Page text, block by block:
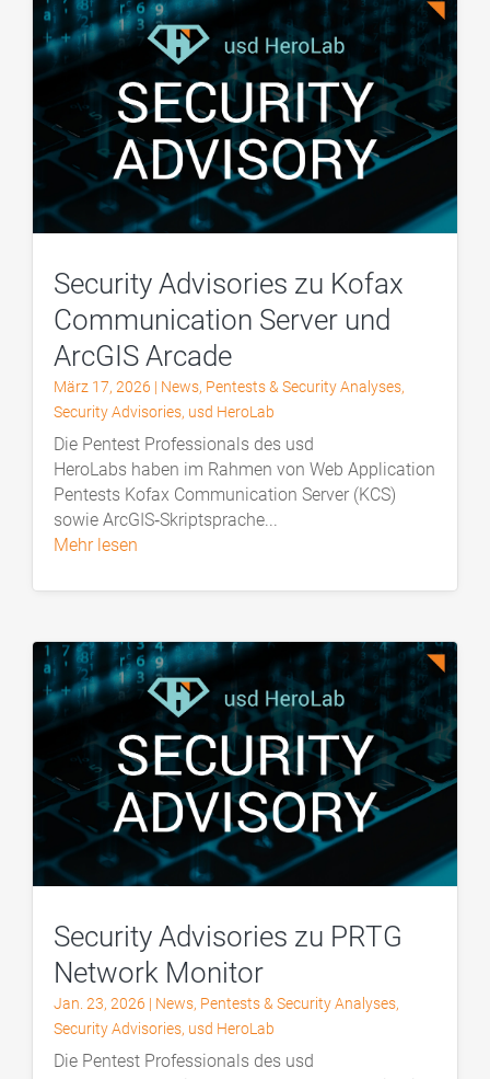
Security Advisories zu Kofax
Communication Server und
ArcGIS Arcade
März 17, 2026 | News, Pentests & Security Analyses,
Security Advisories, usd HeroLab
Die Pentest Professionals des usd
HeroLabs haben im Rahmen von Web Application
Pentests Kofax Communication Server (KCS)
sowie ArcGIS‑Skriptsprache...
mehr lesen
Security Advisories zu PRTG
Network Monitor
Jan. 23, 2026 | News, Pentests & Security Analyses,
Security Advisories, usd HeroLab
Die Pentest Professionals des usd